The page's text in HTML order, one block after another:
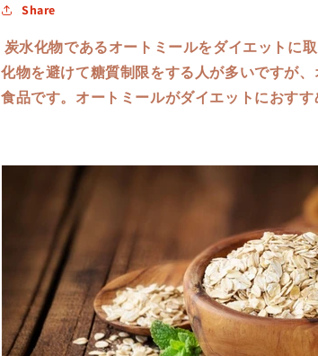
Share
炭水化物であるオートミールをダイエットに
化物を避けて糖質制限をする人が多いですが
食品です。オートミールがダイエットにおすす